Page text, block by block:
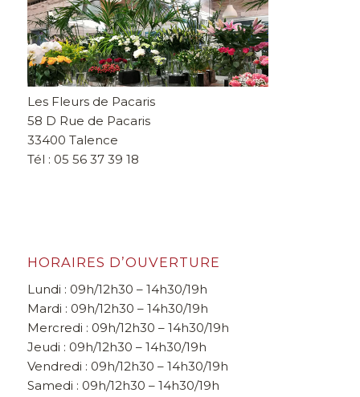
Les Fleurs de Pacaris
58 D Rue de Pacaris
33400 Talence
Tél : 05 56 37 39 18
HORAIRES D’OUVERTURE
Lundi : 09h/12h30 – 14h30/19h
Mardi : 09h/12h30 – 14h30/19h
Mercredi : 09h/12h30 – 14h30/19h
Jeudi : 09h/12h30 – 14h30/19h
Vendredi : 09h/12h30 – 14h30/19h
Samedi : 09h/12h30 – 14h30/19h